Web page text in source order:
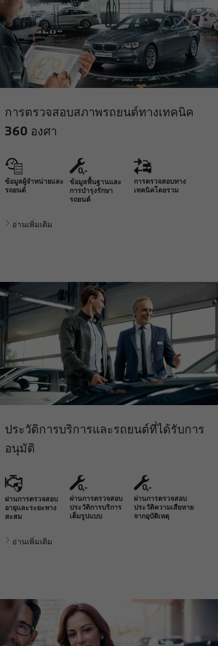
การตรวจสอบสภาพรถยนต์ทางเทคนิค
360 องศา
ข้อมูลผู้จำหน่ายและ
รถยนต์
ข้อมูลพื้นฐานและ
การบำรุงรักษา
รถยนต์
การตรวจสอบทาง
เทคนิคโดยรวม
อ่านเพิ่มเติม
ประวัติการบริการและรถยนต์ที่ได้รับการ
อนุมัติ
ผ่านการตรวจสอบ
อายุและระยะทาง
สะสม
ผ่านการตรวจสอบ
ประวัติการบริการ
เต็มรูปแบบ
ผ่านการตรวจสอบ
ประวัติความเสียหาย
จากอุบัติเหตุ
อ่านเพิ่มเติม